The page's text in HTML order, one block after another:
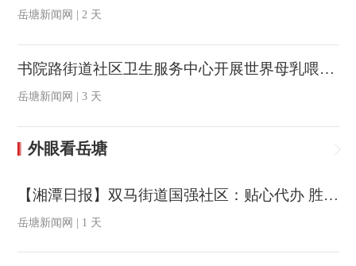
岳塘新闻网 | 2 天
书院路街道社区卫生服务中心开展世界母乳喂养周进小区宣传活动
岳塘新闻网 | 3 天
外眼看岳塘
【湘潭日报】双马街道国强社区：贴心代办 胜似亲人
岳塘新闻网 | 1 天